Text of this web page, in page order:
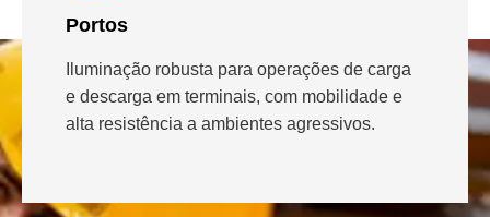
Portos
Iluminação robusta para operações de carga
e descarga em terminais, com mobilidade e
alta resistência a ambientes agressivos.